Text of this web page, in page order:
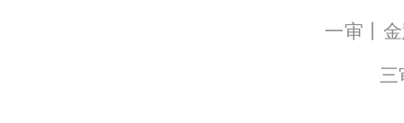
一审丨